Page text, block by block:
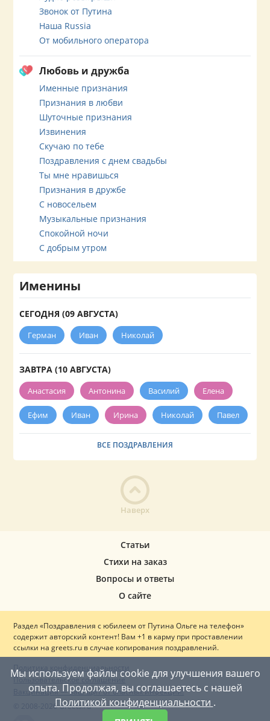
Звонок от Путина
Наша Russia
От мобильного оператора
Любовь и дружба
Именные признания
Признания в любви
Шуточные признания
Извинения
Скучаю по тебе
Поздравления с днем свадьбы
Ты мне нравишься
Признания в дружбе
С новосельем
Музыкальные признания
Спокойной ночи
С добрым утром
Именины
СЕГОДНЯ (09 АВГУСТА)
Герман Иван Николай
ЗАВТРА (10 АВГУСТА)
Анастасия Антонина Василий Елена
Ефим Иван Ирина Николай Павел
ВСЕ ПОЗДРАВЛЕНИЯ
Наверх
Мы используем файлы cookie для улучшения вашего
опыта. Продолжая, вы соглашаетесь с нашей
Политикой конфиденциальности .
Статьи
Стихи на заказ
Вопросы и ответы
О сайте
Раздел «Поздравления с юбилеем от Путина Ольге на телефон»
содержит авторский контент! Вам +1 в карму при проставлении
ссылки на greets.ru в случае копирования поздравлений.
Политика конфиденциальности
Пользовательское соглашение
Вакцинация — ваш щит от опасных инфекций!
© 2008-2026 Greets.ru